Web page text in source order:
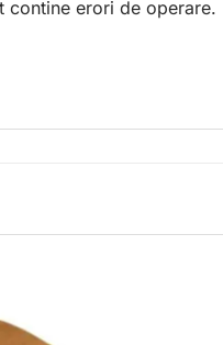
erori de operare.